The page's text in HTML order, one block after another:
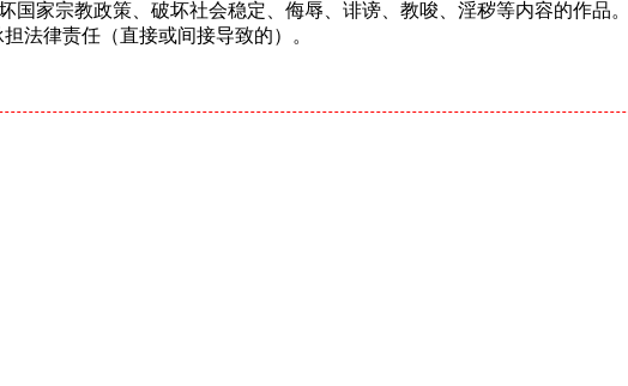
家宗教政策、破坏社会稳定、侮辱、诽谤、教唆、淫秽等内容的作品。
法律责任（直接或间接导致的）。